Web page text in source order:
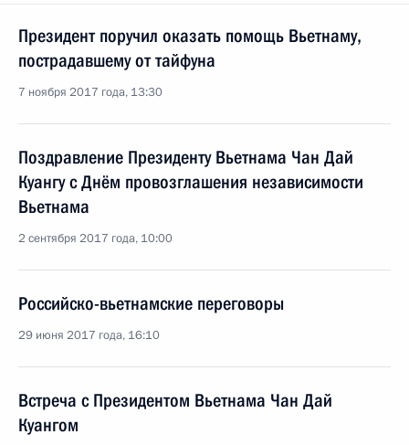
Президент поручил оказать помощь Вьетнаму,
пострадавшему от тайфуна
7 ноября 2017 года, 13:30
Поздравление Президенту Вьетнама Чан Дай
Куангу с Днём провозглашения независимости
Вьетнама
2 сентября 2017 года, 10:00
Российско-вьетнамские переговоры
29 июня 2017 года, 16:10
Встреча с Президентом Вьетнама Чан Дай
Куангом